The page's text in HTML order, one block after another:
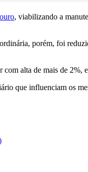
, viabilizando a
porém, foi
alta de mais de
que influenciam os